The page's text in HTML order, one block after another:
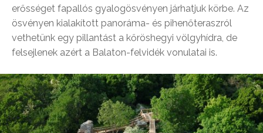
erősséget fapallós gyalogösvényen járhatjuk körbe. Az
ösvényen kialakított panoráma- és pihenőteraszról
vethetünk egy pillantást a kőröshegyi völgyhídra, de
felsejlenek azért a Balaton-felvidék vonulatai is.